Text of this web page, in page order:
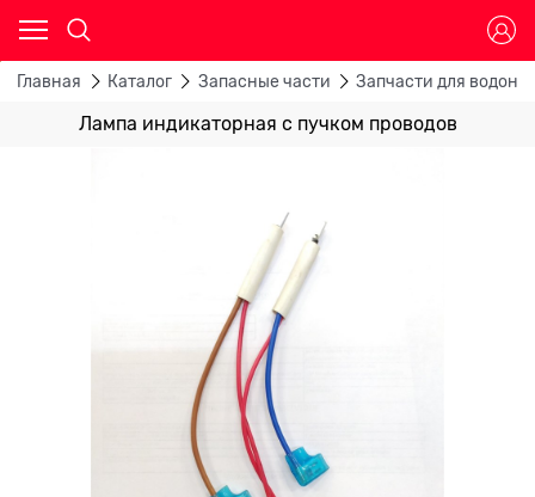
Главная Каталог Запасные части Запчасти для
Лампа индикаторная с пучком проводов